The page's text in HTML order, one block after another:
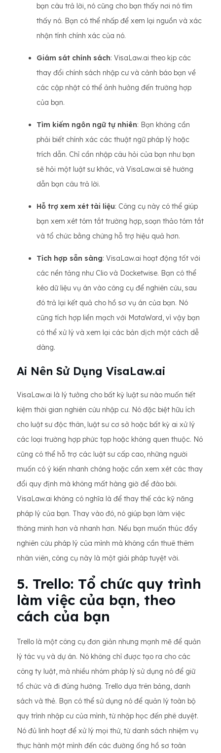
bạn câu trả lời, nó cũng cho bạn thấy nơi nó tìm
thấy nó. Bạn có thể nhấp để xem lại nguồn và xác
nhận tính chính xác của nó.
Giám sát chính sách: VisaLaw.ai theo kịp các
thay đổi chính sách nhập cư và cảnh báo bạn về
các cập nhật có thể ảnh hưởng đến trường hợp
của bạn.
Tìm kiếm ngôn ngữ tự nhiên: Bạn không cần
phải biết chính xác các thuật ngữ pháp lý hoặc
trích dẫn. Chỉ cần nhập câu hỏi của bạn như bạn
sẽ hỏi một luật sư khác, và VisaLaw.ai sẽ hướng
dẫn bạn câu trả lời.
Hỗ trợ xem xét tài liệu: Công cụ này có thể giúp
bạn xem xét tóm tắt trường hợp, soạn thảo tóm tắt
và tổ chức bằng chứng hỗ trợ hiệu quả hơn.
Tích hợp sẵn sàng: VisaLaw.ai hoạt động tốt với
các nền tảng như Clio và Docketwise. Bạn có thể
kéo dữ liệu vụ án vào công cụ để nghiên cứu, sau
đó trả lại kết quả cho hồ sơ vụ án của bạn. Nó
cũng tích hợp liền mạch với MotaWord, vì vậy bạn
có thể xử lý và xem lại các bản dịch một cách dễ
dàng.
Ai Nên Sử Dụng VisaLaw.ai
VisaLaw.ai là lý tưởng cho bất kỳ luật sư nào muốn tiết
kiệm thời gian nghiên cứu nhập cư. Nó đặc biệt hữu ích
cho luật sư độc thân, luật sư cơ sở hoặc bất kỳ ai xử lý
các loại trường hợp phức tạp hoặc không quen thuộc. Nó
cũng có thể hỗ trợ các luật sư cấp cao, những người
muốn có ý kiến nhanh chóng hoặc cần xem xét các thay
đổi quy định mà không mất hàng giờ để đào bới.
VisaLaw.ai không có nghĩa là để thay thế các kỹ năng
pháp lý của bạn. Thay vào đó, nó giúp bạn làm việc
thông minh hơn và nhanh hơn. Nếu bạn muốn thúc đẩy
nghiên cứu pháp lý của mình mà không cần thuê thêm
nhân viên, công cụ này là một giải pháp tuyệt vời.
5. Trello: Tổ chức quy trình
làm việc của bạn, theo
cách của bạn
Trello là một công cụ đơn giản nhưng mạnh mẽ để quản
lý tác vụ và dự án. Nó không chỉ được tạo ra cho các
công ty luật, mà nhiều nhóm pháp lý sử dụng nó để giữ
tổ chức và đi đúng hướng. Trello dựa trên bảng, danh
sách và thẻ. Bạn có thể sử dụng nó để quản lý toàn bộ
quy trình nhập cư của mình, từ nhập học đến phê duyệt.
Nó đủ linh hoạt để xử lý mọi thứ, từ danh sách nhiệm vụ
thực hành một mình đến các đường ống hồ sơ toàn